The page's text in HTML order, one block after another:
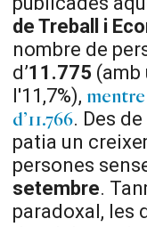
de Treball i
nombre de
d’11.775 (amb
l'11,7%), mentre
d’11.766. Des
patia un
persones
setembre.
paradoxal, les